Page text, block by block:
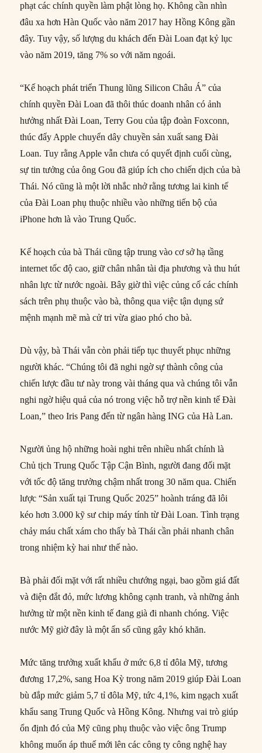
phạt các chính quyền làm phật lòng họ. Không cần nhìn
đâu xa hơn Hàn Quốc vào năm 2017 hay Hồng Kông gần
đây. Tuy vậy, số lượng du khách đến Đài Loan đạt kỷ lục
vào năm 2019, tăng 7% so với năm ngoái.
“Kế hoạch phát triển Thung lũng Silicon Châu Á” của
chính quyền Đài Loan đã thôi thúc doanh nhân có ảnh
hưởng nhất Đài Loan, Terry Gou của tập đoàn Foxconn,
thúc đẩy Apple chuyển dây chuyền sản xuất sang Đài
Loan. Tuy rằng Apple vẫn chưa có quyết định cuối cùng,
sự tin tưởng của ông Gou đã giúp ích cho chiến dịch của bà
Thái. Nó cũng là một lời nhắc nhở rằng tương lai kinh tế
của Đài Loan phụ thuộc nhiều vào những tiến bộ của
iPhone hơn là vào Trung Quốc.
Kế hoạch của bà Thái cũng tập trung vào cơ sở hạ tầng
internet tốc độ cao, giữ chân nhân tài địa phương và thu hút
nhân lực từ nước ngoài. Bây giờ thì việc củng cố các chính
sách trên phụ thuộc vào bà, thông qua việc tận dụng sứ
mệnh mạnh mẽ mà cử tri vừa giao phó cho bà.
Dù vậy, bà Thái vẫn còn phải tiếp tục thuyết phục những
người khác. “Chúng tôi đã nghi ngờ sự thành công của
chiến lược đầu tư này trong vài tháng qua và chúng tôi vẫn
nghi ngờ hiệu quả của nó trong việc hỗ trợ nền kinh tế Đài
Loan,” theo Iris Pang đến từ ngân hàng ING của Hà Lan.
Người ủng hộ những hoài nghi trên nhiều nhất chính là
Chủ tịch Trung Quốc Tập Cận Bình, người đang đối mặt
với tốc độ tăng trưởng chậm nhất trong 30 năm qua. Chiến
lược “Sản xuất tại Trung Quốc 2025” hoành tráng đã lôi
kéo hơn 3.000 kỹ sư chip máy tính từ Đài Loan. Tình trạng
chảy máu chất xám cho thấy bà Thái cần phải nhanh chân
trong nhiệm kỳ hai như thế nào.
Bà phải đối mặt với rất nhiều chướng ngại, bao gồm giá đất
và điện đắt đỏ, mức lương không cạnh tranh, và những ảnh
hưởng từ một nền kinh tế đang già đi nhanh chóng. Việc
nước Mỹ giờ đây là một ẩn số cũng gây khó khăn.
Mức tăng trưởng xuất khẩu ở mức 6,8 tỉ đôla Mỹ, tương
đương 17,2%, sang Hoa Kỳ trong năm 2019 giúp Đài Loan
bù đắp mức giảm 5,7 tỉ đôla Mỹ, tức 4,1%, kim ngạch xuất
khẩu sang Trung Quốc và Hồng Kông. Nhưng vai trò giúp
ổn định đó của Mỹ cũng phụ thuộc vào việc ông Trump
không muốn áp thuế mới lên các công ty công nghệ hay